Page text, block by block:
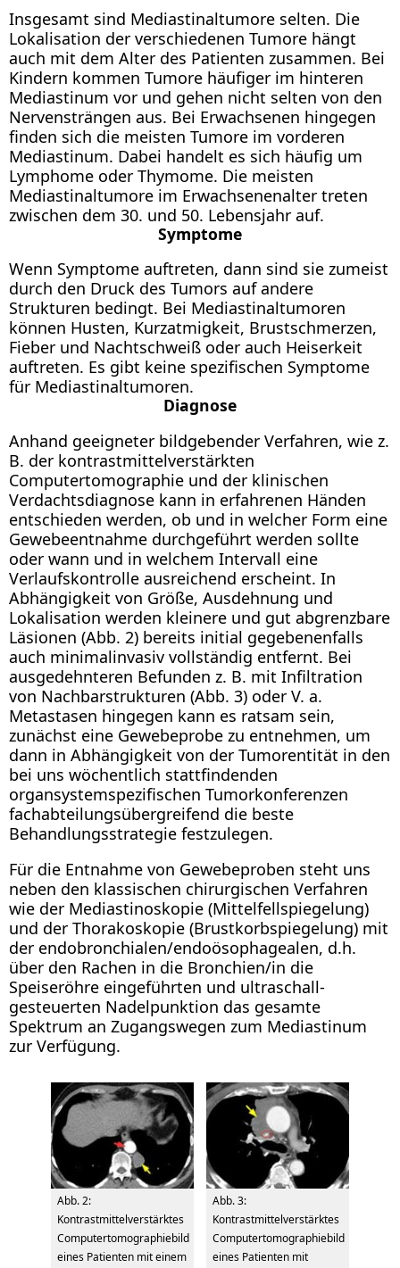
Insgesamt sind Mediastinaltumore selten. Die
Lokalisation der verschiedenen Tumore hängt
auch mit dem Alter des Patienten zusammen. Bei
Kindern kommen Tumore häufiger im hinteren
Mediastinum vor und gehen nicht selten von den
Nervensträngen aus. Bei Erwachsenen hingegen
finden sich die meisten Tumore im vorderen
Mediastinum. Dabei handelt es sich häufig um
Lymphome oder Thymome. Die meisten
Mediastinaltumore im Erwachsenenalter treten
zwischen dem 30. und 50. Lebensjahr auf.
Symptome
Wenn Symptome auftreten, dann sind sie zumeist
durch den Druck des Tumors auf andere
Strukturen bedingt. Bei Mediastinaltumoren
können Husten, Kurzatmigkeit, Brustschmerzen,
Fieber und Nachtschweiß oder auch Heiserkeit
auftreten. Es gibt keine spezifischen Symptome
für Mediastinaltumoren.
Diagnose
Anhand geeigneter bildgebender Verfahren, wie z.
B. der kontrastmittelverstärkten
Computertomographie und der klinischen
Verdachtsdiagnose kann in erfahrenen Händen
entschieden werden, ob und in welcher Form eine
Gewebeentnahme durchgeführt werden sollte
oder wann und in welchem Intervall eine
Verlaufskontrolle ausreichend erscheint. In
Abhängigkeit von Größe, Ausdehnung und
Lokalisation werden kleinere und gut abgrenzbare
Läsionen (Abb. 2) bereits initial gegebenenfalls
auch minimalinvasiv vollständig entfernt. Bei
ausgedehnteren Befunden z. B. mit Infiltration
von Nachbarstrukturen (Abb. 3) oder V. a.
Metastasen hingegen kann es ratsam sein,
zunächst eine Gewebeprobe zu entnehmen, um
dann in Abhängigkeit von der Tumorentität in den
bei uns wöchentlich stattfindenden
organsystemspezifischen Tumorkonferenzen
fachabteilungsübergreifend die beste
Behandlungsstrategie festzulegen.
Für die Entnahme von Gewebeproben steht uns
neben den klassischen chirurgischen Verfahren
wie der Mediastinoskopie (Mittelfellspiegelung)
und der Thorakoskopie (Brustkorbspiegelung) mit
der endobronchialen/endoösophagealen, d.h.
über den Rachen in die Bronchien/in die
Speiseröhre eingeführten und ultraschall-
gesteuerten Nadelpunktion das gesamte
Spektrum an Zugangswegen zum Mediastinum
zur Verfügung.
Abb. 2:
Kontrastmittelverstärktes
Computertomographiebild
eines Patienten mit einem
Abb. 3:
Kontrastmittelverstärktes
Computertomographiebild
eines Patienten mit